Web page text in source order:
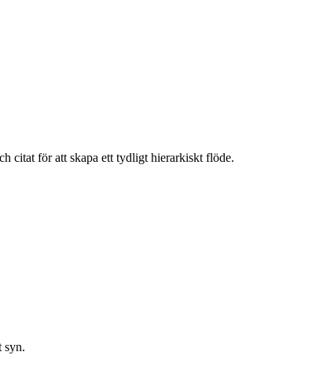
citat för att skapa ett tydligt hierarkiskt flöde.
syn.